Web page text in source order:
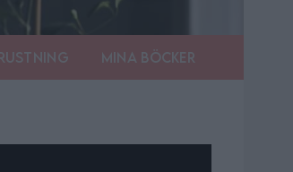
Mina böcker